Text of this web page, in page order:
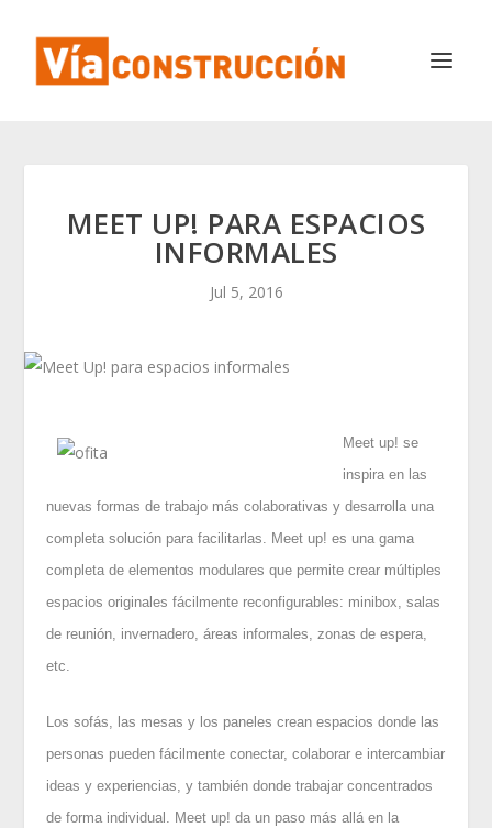
MEET UP! PARA ESPACIOS
INFORMALES
Jul 5, 2016
Meet up! se
inspira en las
nuevas formas de trabajo más colaborativas y desarrolla una
completa solución para facilitarlas. Meet up! es una gama
completa de elementos modulares que permite crear múltiples
espacios originales fácilmente reconfigurables: minibox, salas
de reunión, invernadero, áreas informales, zonas de espera,
etc.
Los sofás, las mesas y los paneles crean espacios donde las
personas pueden fácilmente conectar, colaborar e intercambiar
ideas y experiencias, y también donde trabajar concentrados
de forma individual. Meet up! da un paso más allá en la